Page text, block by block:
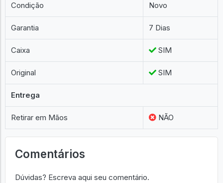
Condição Novo
Garantia 7 Dias
Caixa SIM
Original SIM
Entrega
Retirar em Mãos NÃO
Comentários
Dúvidas? Escreva aqui seu comentário.